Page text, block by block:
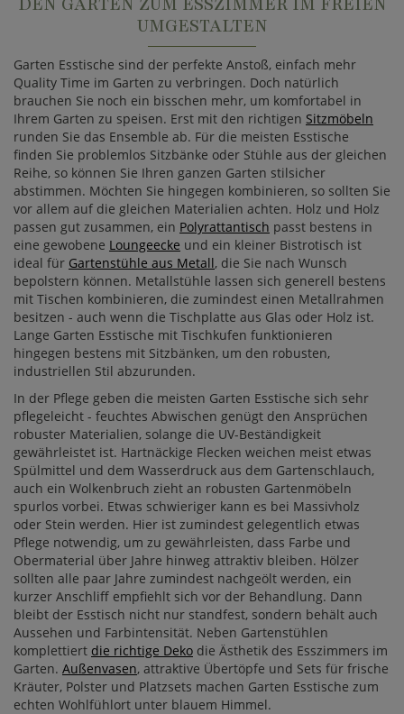
UMGESTALTEN
Garten Esstische sind der perfekte Anstoß, einfach mehr
Quality Time im Garten zu verbringen. Doch natürlich
brauchen Sie noch ein bisschen mehr, um komfortabel in
Ihrem Garten zu speisen. Erst mit den richtigen Sitzmöbeln
runden Sie das Ensemble ab. Für die meisten Esstische
finden Sie problemlos Sitzbänke oder Stühle aus der gleichen
Reihe, so können Sie Ihren ganzen Garten stilsicher
abstimmen. Möchten Sie hingegen kombinieren, so sollten Sie
vor allem auf die gleichen Materialien achten. Holz und Holz
passen gut zusammen, ein Polyrattantisch passt bestens in
eine gewobene Loungeecke und ein kleiner Bistrotisch ist
ideal für Gartenstühle aus Metall, die Sie nach Wunsch
bepolstern können. Metallstühle lassen sich generell bestens
mit Tischen kombinieren, die zumindest einen Metallrahmen
besitzen - auch wenn die Tischplatte aus Glas oder Holz ist.
Lange Garten Esstische mit Tischkufen funktionieren
hingegen bestens mit Sitzbänken, um den robusten,
industriellen Stil abzurunden.
In der Pflege geben die meisten Garten Esstische sich sehr
pflegeleicht - feuchtes Abwischen genügt den Ansprüchen
robuster Materialien, solange die UV-Beständigkeit
gewährleistet ist. Hartnäckige Flecken weichen meist etwas
Spülmittel und dem Wasserdruck aus dem Gartenschlauch,
auch ein Wolkenbruch zieht an robusten Gartenmöbeln
spurlos vorbei. Etwas schwieriger kann es bei Massivholz
oder Stein werden. Hier ist zumindest gelegentlich etwas
Pflege notwendig, um zu gewährleisten, dass Farbe und
Obermaterial über Jahre hinweg attraktiv bleiben. Hölzer
sollten alle paar Jahre zumindest nachgeölt werden, ein
kurzer Anschliff empfiehlt sich vor der Behandlung. Dann
bleibt der Esstisch nicht nur standfest, sondern behält auch
Aussehen und Farbintensität. Neben Gartenstühlen
komplettiert die richtige Deko die Ästhetik des Esszimmers im
Garten. Außenvasen, attraktive Übertöpfe und Sets für frische
Kräuter, Polster und Platzsets machen Garten Esstische zum
echten Wohlfühlort unter blauem Himmel.